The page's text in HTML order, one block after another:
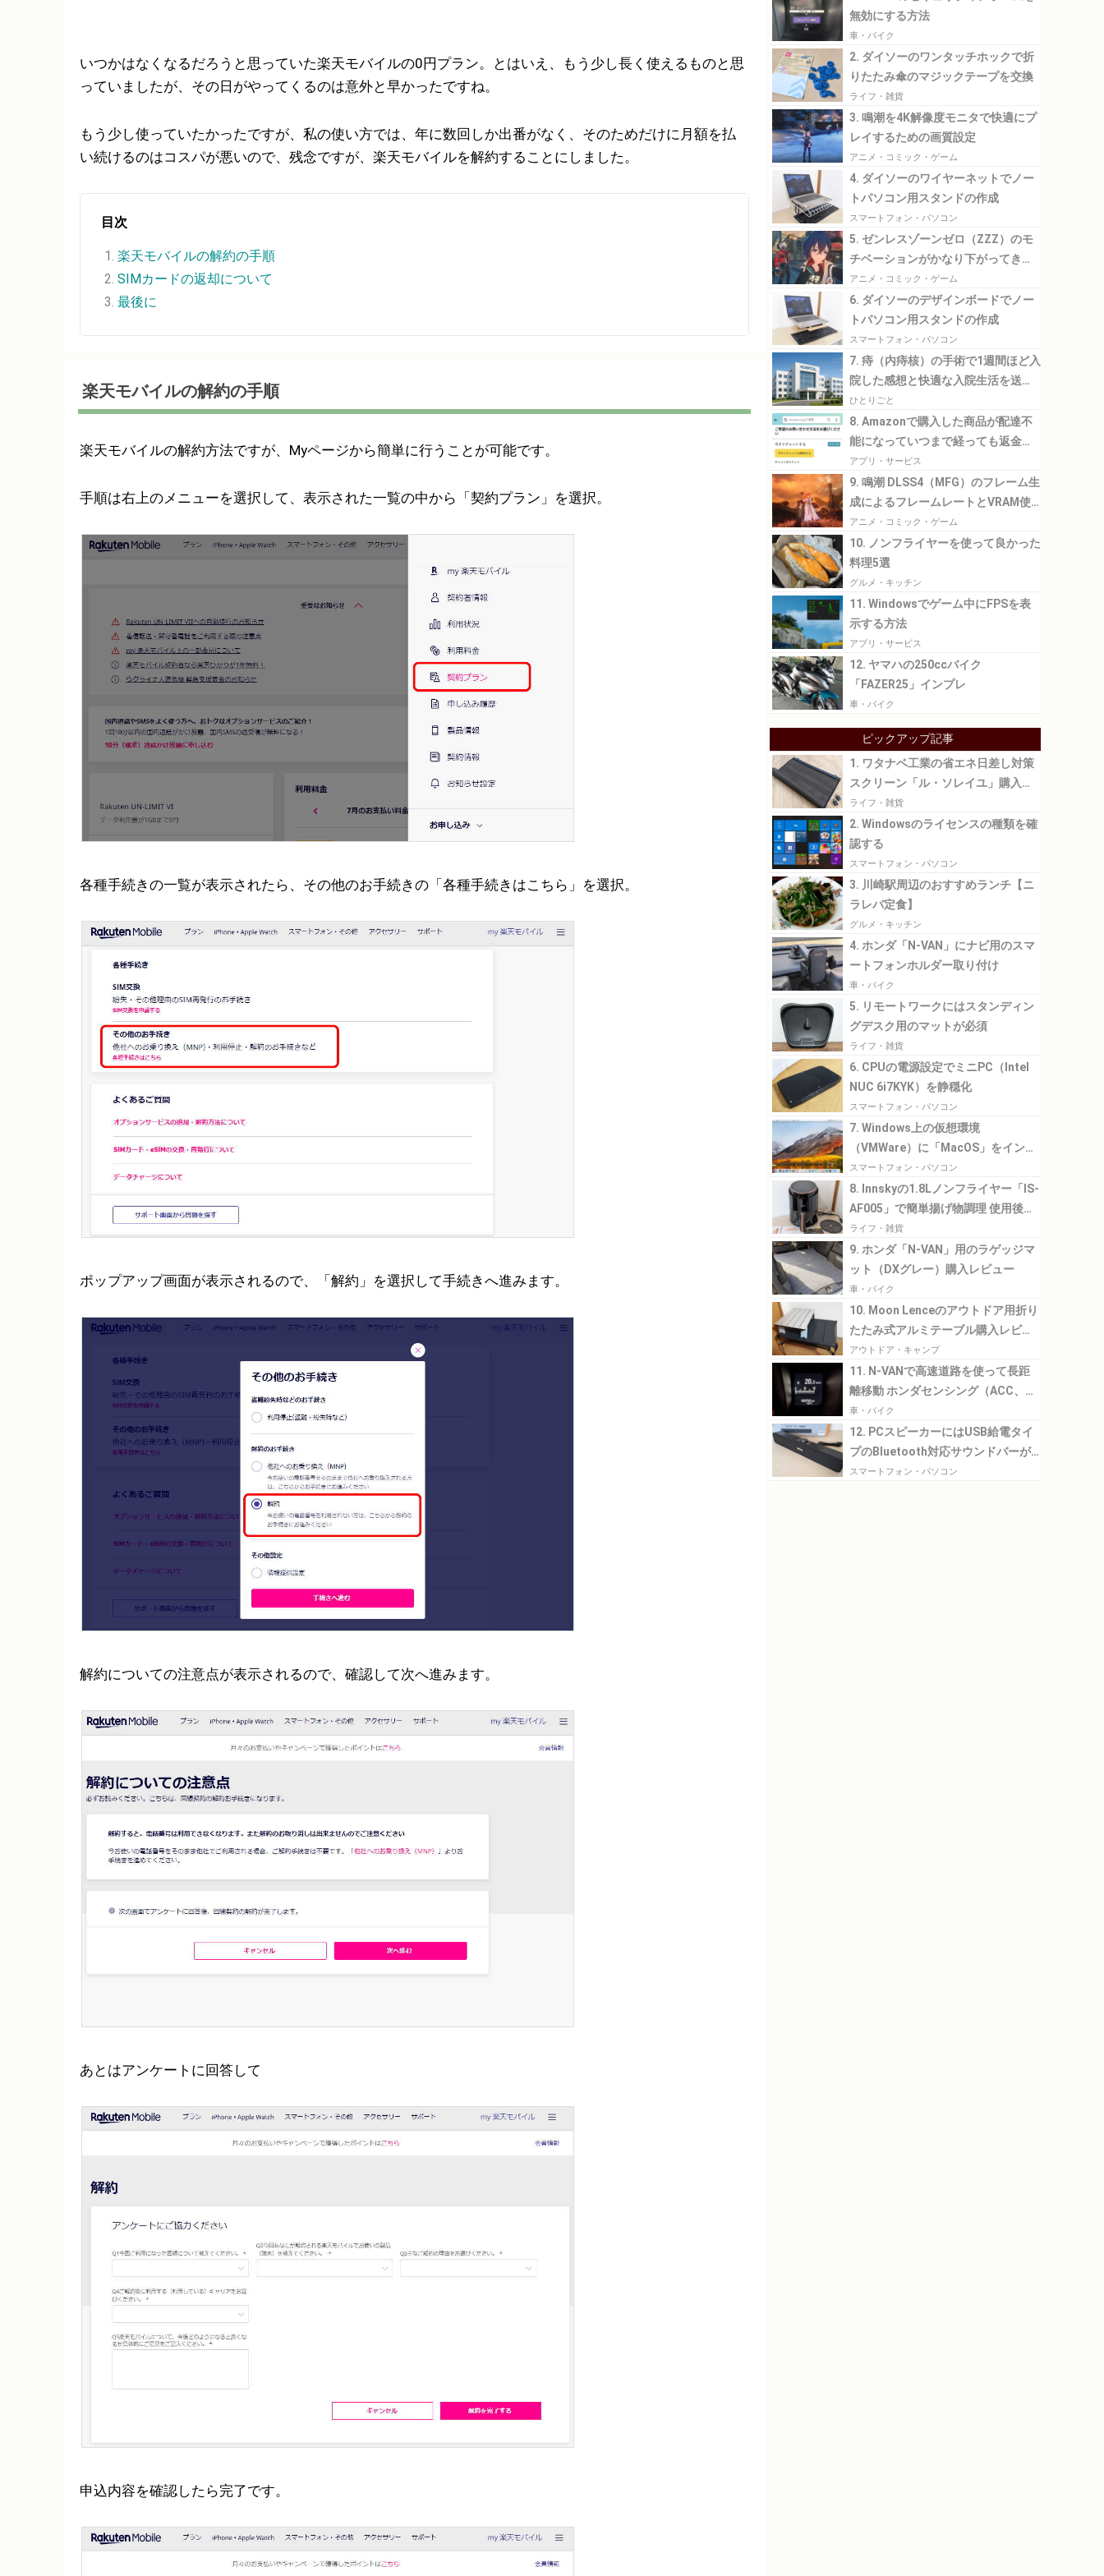
いつかはなくなるだろうと思っていた楽天モバイルの0円プラン。とはいえ、もう少し長く使えるものと思
っていましたが、その日がやってくるのは意外と早かったですね。
もう少し使っていたかったですが、私の使い方では、年に数回しか出番がなく、そのためだけに月額を払
い続けるのはコスパが悪いので、残念ですが、楽天モバイルを解約することにしました。
目次
楽天モバイルの解約の手順
SIMカードの返却について
最後に
楽天モバイルの解約の手順
楽天モバイルの解約方法ですが、Myページから簡単に行うことが可能です。
手順は右上のメニューを選択して、表示された一覧の中から「契約プラン」を選択。
各種手続きの一覧が表示されたら、その他のお手続きの「各種手続きはこちら」を選択。
ポップアップ画面が表示されるので、「解約」を選択して手続きへ進みます。
解約についての注意点が表示されるので、確認して次へ進みます。
あとはアンケートに回答して
申込内容を確認したら完了です。
無効にする方法
車・バイク
2. ダイソーのワンタッチホックで折
りたたみ傘のマジックテープを交換
ライフ・雑貨
3. 鳴潮を4K解像度モニタで快適にプ
レイするための画質設定
アニメ・コミック・ゲーム
4. ダイソーのワイヤーネットでノー
トパソコン用スタンドの作成
スマートフォン・パソコン
5. ゼンレスゾーンゼロ（ZZZ）のモ
チベーションがかなり下がってきた
のでその理由について考えてみる
アニメ・コミック・ゲーム
6. ダイソーのデザインボードでノー
トパソコン用スタンドの作成
スマートフォン・パソコン
7. 痔（内痔核）の手術で1週間ほど入
院した感想と快適な入院生活を送る
ために必要なこと
ひとりごと
8. Amazonで購入した商品が配達不
能になっていつまで経っても返金さ
れなかった話
アプリ・サービス
9. 鳴潮 DLSS4（MFG）のフレーム生
成によるフレームレートとVRAM使
用量の比較
アニメ・コミック・ゲーム
10. ノンフライヤーを使って良かった
料理5選
グルメ・キッチン
11. Windowsでゲーム中にFPSを表
示する方法
アプリ・サービス
12. ヤマハの250ccバイク
「FAZER25」インプレ
車・バイク
ピックアップ記事
1. ワタナベ工業の省エネ日差し対策
スクリーン「ル・ソレイユ」購入レ
ビュー
ライフ・雑貨
2. Windowsのライセンスの種類を確
認する
スマートフォン・パソコン
3. 川崎駅周辺のおすすめランチ【ニ
ラレバ定食】
グルメ・キッチン
4. ホンダ「N-VAN」にナビ用のスマ
ートフォンホルダー取り付け
車・バイク
5. リモートワークにはスタンディン
グデスク用のマットが必須
ライフ・雑貨
6. CPUの電源設定でミニPC（Intel
NUC 6i7KYK）を静穏化
スマートフォン・パソコン
7. Windows上の仮想環境
（VMWare）に「MacOS」をインス
トール
スマートフォン・パソコン
8. Innskyの1.8Lノンフライヤー「IS-
AF005」で簡単揚げ物調理 使用後の
油の処理が楽になりました
ライフ・雑貨
9. ホンダ「N-VAN」用のラゲッジマ
ット（DXグレー）購入レビュー
車・バイク
10. Moon Lenceのアウトドア用折り
たたみ式アルミテーブル購入レビュ
ー
アウトドア・キャンプ
11. N-VANで高速道路を使って長距
離移動 ホンダセンシング（ACC、
LKAS）の使用感や燃費など
車・バイク
12. PCスピーカーにはUSB給電タイ
プのBluetooth対応サウンドバーが
ちょうどよい
スマートフォン・パソコン